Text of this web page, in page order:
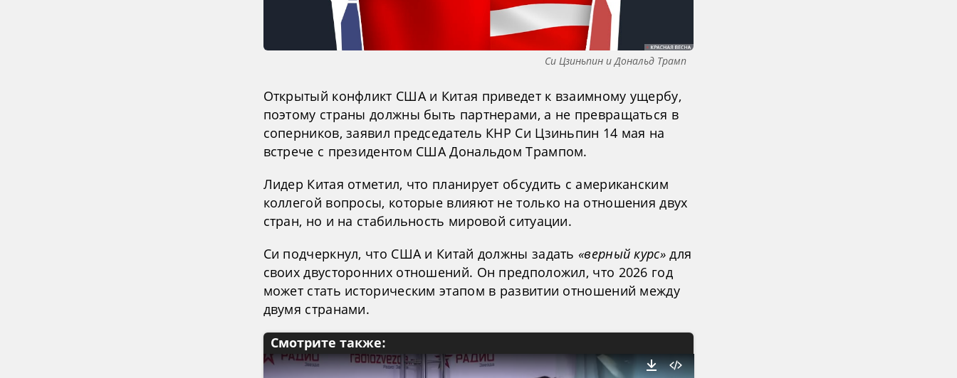
Си Цзиньпин и Дональд Трамп
Открытый конфликт США и Китая приведет к взаимному ущербу,
поэтому страны должны быть партнерами, а не превращаться в
соперников, заявил председатель КНР Си Цзиньпин 14 мая на
встрече с президентом США Дональдом Трампом.
Лидер Китая отметил, что планирует обсудить с американским
коллегой вопросы, которые влияют не только на отношения двух
стран, но и на стабильность мировой ситуации.
Си подчеркнул, что США и Китай должны задать«верный курс» для
своих двусторонних отношений. Он предположил, что 2026 год
может стать историческим этапом в развитии отношений между
двумя странами.
Смотрите также: